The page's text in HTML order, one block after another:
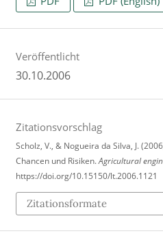
Veröffentlicht
30.10.2006
Zitationsvorschlag
Scholz, V., & Nogueira da Silva, J.
Chancen und Risiken.Agricultural
https://doi.org/10.15150/lt.2006.1121
Zitationsformate